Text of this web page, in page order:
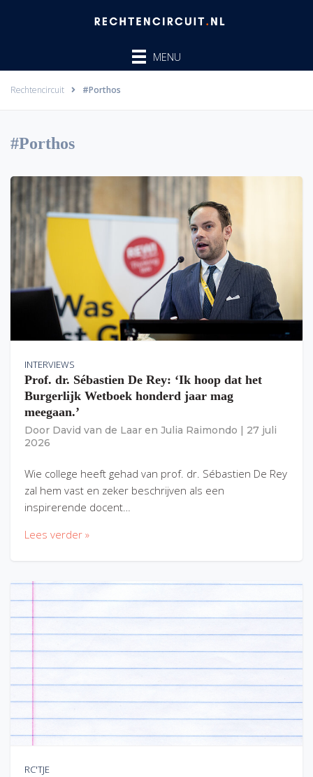
MENU
Rechtencircuit #Porthos
#Porthos
INTERVIEWS
Prof. dr. Sébastien De Rey: ‘Ik hoop dat het
Burgerlijk Wetboek honderd jaar mag
meegaan.’
Door David van de Laar en Julia Raimondo
27 juli
2026
Wie college heeft gehad van prof. dr. Sébastien De Rey
zal hem vast en zeker beschrijven als een
inspirerende docent…
Lees verder »
RC'TJE